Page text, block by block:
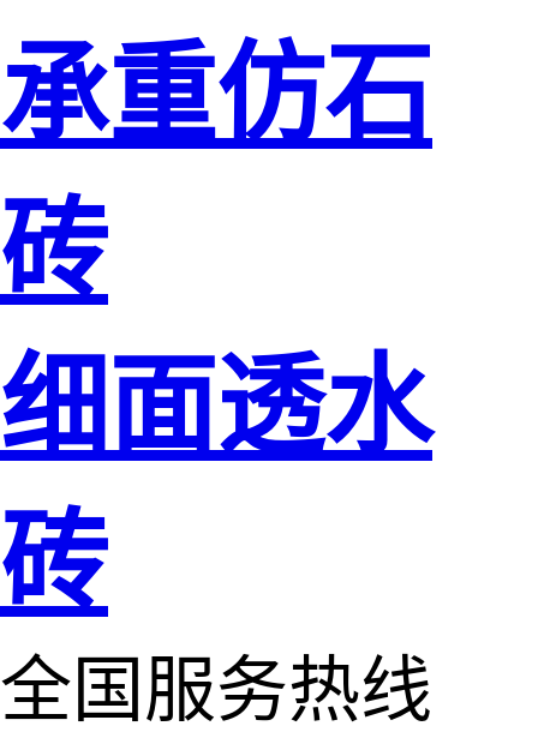
承重仿石
砖
细面透水
砖
全国服务热线